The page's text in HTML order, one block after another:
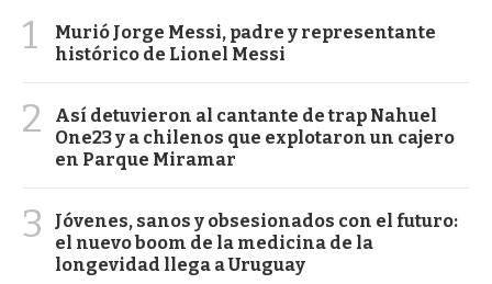
1
Murió Jorge Messi, padre y representante
histórico de Lionel Messi
2
Así detuvieron al cantante de trap Nahuel
One23 y a chilenos que explotaron un cajero
en Parque Miramar
3
Jóvenes, sanos y obsesionados con el futuro:
el nuevo boom de la medicina de la
longevidad llega a Uruguay